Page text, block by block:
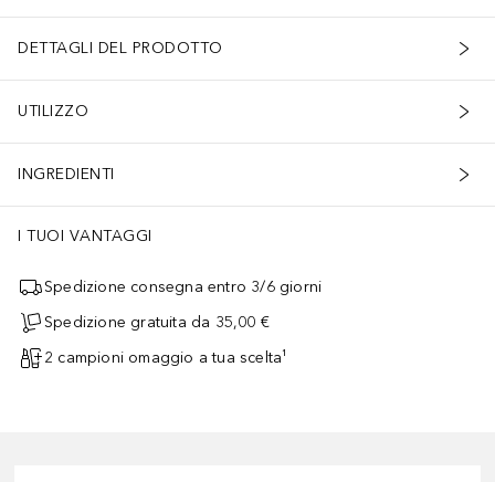
DETTAGLI DEL PRODOTTO
UTILIZZO
INGREDIENTI
I TUOI VANTAGGI
Spedizione consegna entro 3/6 giorni
Spedizione gratuita da 35,00 €
2 campioni omaggio a tua scelta¹